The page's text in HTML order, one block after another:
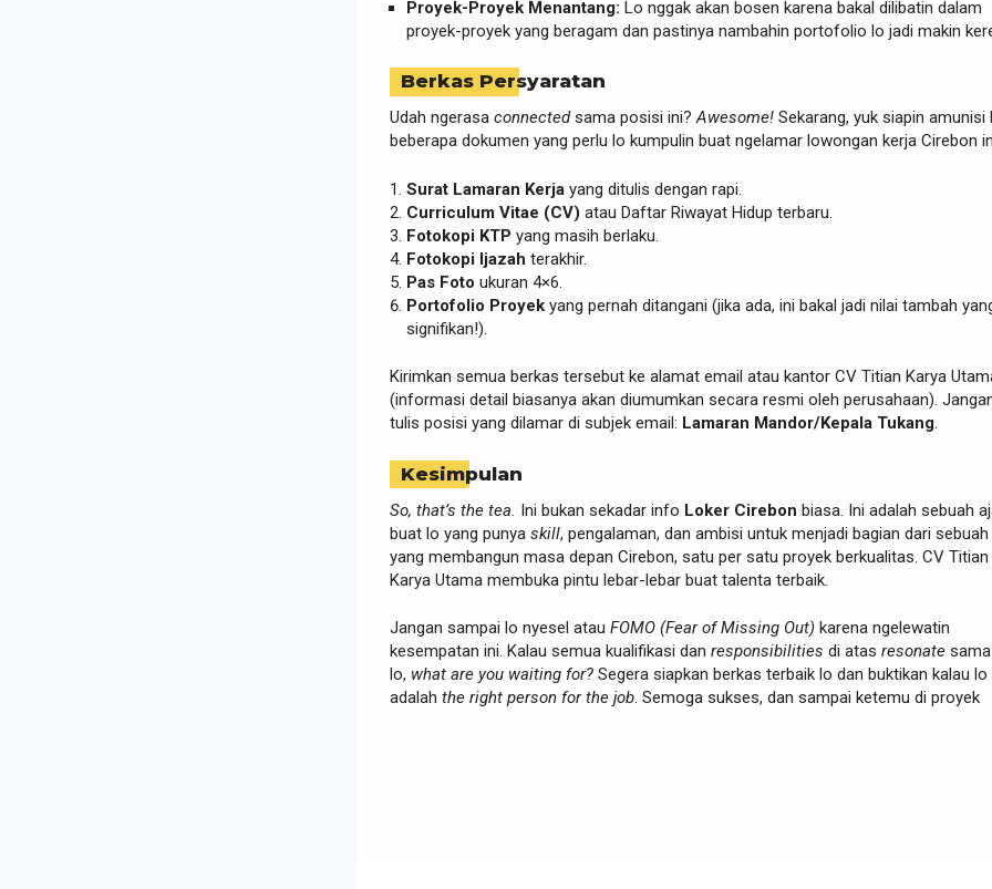
Proyek-Proyek Menantang: Lo nggak akan bosen karena bakal dilibatin dalam
proyek-proyek yang beragam dan pastinya nambahin portofolio lo jadi makin
Berkas Persyaratan
Udah ngerasa connectedsama posisi ini?Awesome! Sekarang, yuk siapin amunisi
beberapa dokumen yang perlu lo kumpulin buat ngelamar lowongan kerja Cirebon
Surat Lamaran Kerja yang ditulis dengan rapi.
Curriculum Vitae (CV) atau Daftar Riwayat Hidup terbaru.
Fotokopi KTP yang masih berlaku.
Fotokopi Ijazah terakhir.
Pas Foto ukuran 4×6.
Portofolio Proyek yang pernah ditangani (jika ada, ini bakal jadi nilai tambah
signifikan!).
Kirimkan semua berkas tersebut ke alamat email atau kantor CV Titian Karya
(informasi detail biasanya akan diumumkan secara resmi oleh perusahaan).
tulis posisi yang dilamar di subjek email: Lamaran Mandor/Kepala Tukang.
Kesimpulan
So, that’s the tea. Ini bukan sekadar info Loker Cirebon biasa. Ini adalah sebuah
buat lo yang punya skill, pengalaman, dan ambisi untuk menjadi bagian dari
yang membangun masa depan Cirebon, satu per satu proyek berkualitas. CV Titian
Karya Utama membuka pintu lebar-lebar buat talenta terbaik.
Jangan sampai lo nyesel atau FOMO (Fear of Missing Out) karena ngelewatin
kesempatan ini. Kalau semua kualifikasi dan responsibilities di atas resonate
lo, what are you waiting for? Segera siapkan berkas terbaik lo dan buktikan kalau lo
adalah the right person for the job. Semoga sukses, dan sampai ketemu di proyek